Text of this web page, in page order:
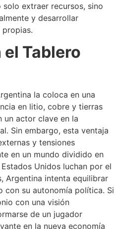
extraer recursos, sino
y desarrollar
Tablero
la coloca en una
en litio, cobre y tierras
un actor clave en la
Sin embargo, esta ventaja
y tensiones
en un mundo dividido en
Unidos luchan por el
Argentina intenta equilibrar
con su autonomía política. Si
con una visión
de un jugador
en la nueva economía